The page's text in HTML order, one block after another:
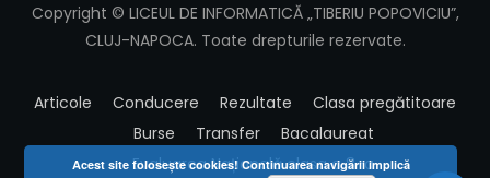
Copyright © LICEUL DE INFORMATICĂ „TIBERIU POPOVICIU”,
CLUJ-NAPOCA. Toate drepturile rezervate.
Articole Conducere Rezultate
Clasa pregătitoare
Burse
Transfer
Bacalaureat
Evaluarea Națională clasa a 8-a
Acest site foloseşte cookies! Continuarea navigării implică